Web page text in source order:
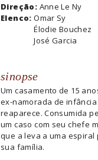
Direção: Anne Le Ny
Elenco:Omar Sy
Élodie Bouchez
José Garcia
sinopse
Um casamento de 15
ex-namorada de infância
reaparece. Consumida
um caso com seu chefe
que a leva a uma espiral
sua família.